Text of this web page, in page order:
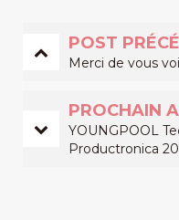
POST
Merci de vous
PROCHAIN
YOUNGPOOL
Productronica